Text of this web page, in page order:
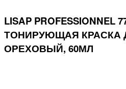
LISAP PROFESSIONNEL
ТОНИРУЮЩАЯ КРАСКА
ОРЕХОВЫЙ, 60МЛ